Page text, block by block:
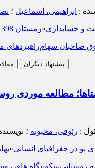
: ابراهیمی، اسماعیل ؛
و حسابداری»زمستان 1398، دوره پنجم - شماره 1
صاحبان سهامراهبردهای
پیشنهاد دیگران
مطالعه موردی
: رئوفی، محبوبه ؛
نو در جغرافیای انسانی»بهار 1396 -
روستاییسکونتگاه های